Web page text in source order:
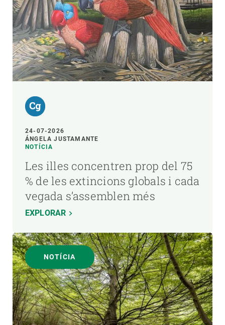
24-07-2026
ÁNGELA JUSTAMANTE
NOTÍCIA
Les illes concentren prop del 75
% de les extincions globals i cada
vegada s’assemblen més
EXPLORAR
NOTÍCIA